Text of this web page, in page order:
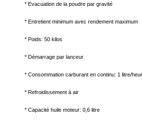
* Evacuation de la poudre par gravité
* Entretient minimum avec rendement maximum
* Poids: 50 kilos
* Démarrage par lanceur
* Consommation carburant en continu: 1 litre/
* Refroidissement à air
* Capacité huile moteur: 0,6 litre